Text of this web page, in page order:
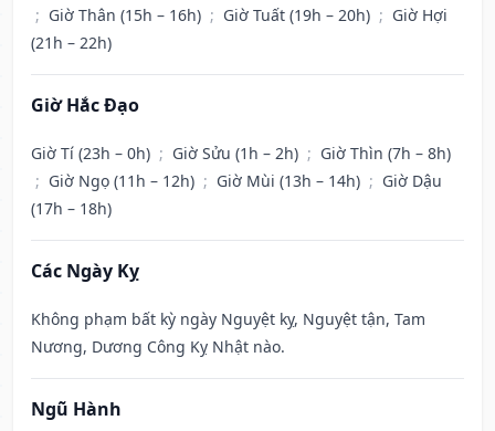
; Giờ Thân (15h – 16h) ; Giờ Tuất (19h – 20h) ; Giờ Hợi
(21h – 22h)
Giờ Hắc Đạo
Giờ Tí (23h – 0h) ; Giờ Sửu (1h – 2h) ; Giờ Thìn (7h – 8h)
; Giờ Ngọ (11h – 12h) ; Giờ Mùi (13h – 14h) ; Giờ Dậu
(17h – 18h)
Các Ngày Kỵ
Không phạm bất kỳ ngày Nguyệt kỵ, Nguyệt tận, Tam
Nương, Dương Công Kỵ Nhật nào.
Ngũ Hành